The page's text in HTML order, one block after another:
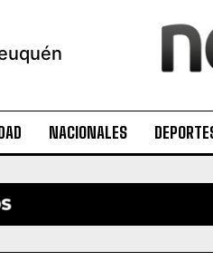
NACIONALES